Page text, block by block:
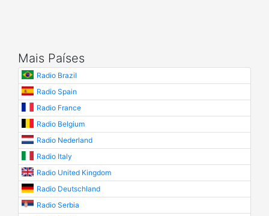
Mais Países
Radio Brazil
Radio Spain
Radio France
Radio Belgium
Radio Nederland
Radio Italy
Radio United Kingdom
Radio Deutschland
Radio Serbia